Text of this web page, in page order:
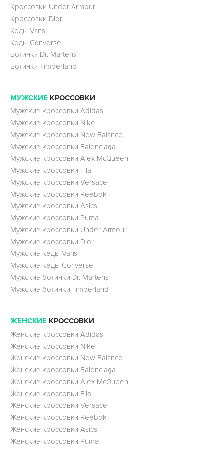
Кроссовки Under Armour
Кроссовки Dior
Кеды Vans
Кеды Converse
Ботинки Dr. Martens
Ботинки Timberland
МУЖСКИЕ КРОССОВКИ
Мужские кроссовки Adidas
Мужские кроссовки Nike
Мужские кроссовки New Balance
Мужские кроссовки Balenciaga
Мужские кроссовки Alex McQueen
Мужские кроссовки Fila
Мужские кроссовки Versace
Мужские кроссовки Reebok
Мужские кроссовки Asics
Мужские кроссовки Puma
Мужские кроссовки Under Armour
Мужские кроссовки Dior
Мужские кеды Vans
Мужские кеды Converse
Мужские ботинки Dr. Martens
Мужские ботинки Timberland
ЖЕНСКИЕ КРОССОВКИ
Женские кроссовки Adidas
Женские кроссовки Nike
Женские кроссовки New Balance
Женские кроссовки Balenciaga
Женские кроссовки Alex McQueen
Женские кроссовки Fila
Женские кроссовки Versace
Женские кроссовки Reebok
Женские кроссовки Asics
Женские кроссовки Puma